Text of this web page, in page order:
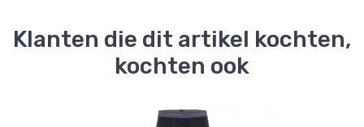
Klanten die dit artikel kochten,
kochten ook